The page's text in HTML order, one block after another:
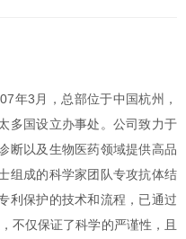
年3月，总部位于中国杭州，
多国设立办事处。公司致力于
断以及生物医药领域提供高品
组成的科学家团队专攻抗体结
利保护的技术和流程，已通过
不仅保证了科学的严谨性，且